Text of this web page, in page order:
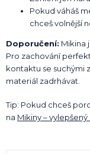
Pokud váháš
chceš volnější
Doporučení: Mikina
Pro zachování
kontaktu se suchými
materiál zadrhávat.
Tip: Pokud chceš
na Mikiny – vylepšený